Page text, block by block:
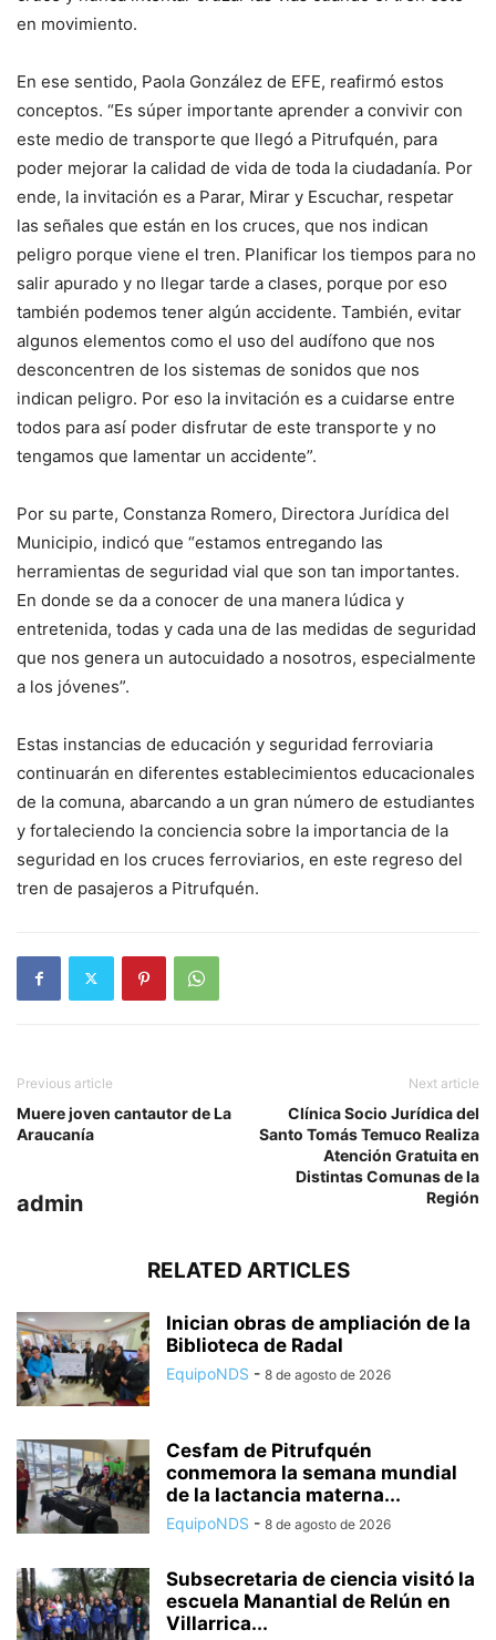
en movimiento.
En ese sentido, Paola González de EFE, reafirmó estos
conceptos. “Es súper importante aprender a convivir con
este medio de transporte que llegó a Pitrufquén, para
poder mejorar la calidad de vida de toda la ciudadanía. Por
ende, la invitación es a Parar, Mirar y Escuchar, respetar
las señales que están en los cruces, que nos indican
peligro porque viene el tren. Planificar los tiempos para no
salir apurado y no llegar tarde a clases, porque por eso
también podemos tener algún accidente. También, evitar
algunos elementos como el uso del audífono que nos
desconcentren de los sistemas de sonidos que nos
indican peligro. Por eso la invitación es a cuidarse entre
todos para así poder disfrutar de este transporte y no
tengamos que lamentar un accidente”.
Por su parte, Constanza Romero, Directora Jurídica del
Municipio, indicó que “estamos entregando las
herramientas de seguridad vial que son tan importantes.
En donde se da a conocer de una manera lúdica y
entretenida, todas y cada una de las medidas de seguridad
que nos genera un autocuidado a nosotros, especialmente
a los jóvenes”.
Estas instancias de educación y seguridad ferroviaria
continuarán en diferentes establecimientos educacionales
de la comuna, abarcando a un gran número de estudiantes
y fortaleciendo la conciencia sobre la importancia de la
seguridad en los cruces ferroviarios, en este regreso del
tren de pasajeros a Pitrufquén.
Previous article
Muere joven cantautor de La
Araucanía
Next article
Clínica Socio Jurídica del
Santo Tomás Temuco Realiza
Atención Gratuita en
Distintas Comunas de la
Región
admin
RELATED ARTICLES
Inician obras de ampliación de la
Biblioteca de Radal
EquipoNDS - 8 de agosto de 2026
Cesfam de Pitrufquén
conmemora la semana mundial
de la lactancia materna...
EquipoNDS - 8 de agosto de 2026
Subsecretaria de ciencia visitó la
escuela Manantial de Relún en
Villarrica...